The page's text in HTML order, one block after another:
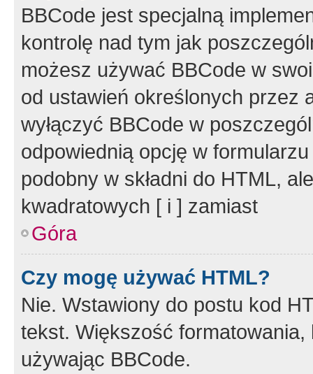
BBCode jest specjalną
kontrolę nad tym jak
możesz używać BBCode w
od ustawień określonych przez
wyłączyć BBCode w
odpowiednią opcję w
podobny w składni do HTML,
kwadratowych [ i ] zamiast
Góra
Czy mogę używać HTML?
Nie. Wstawiony do postu kod
tekst. Większość
używając BBCode.